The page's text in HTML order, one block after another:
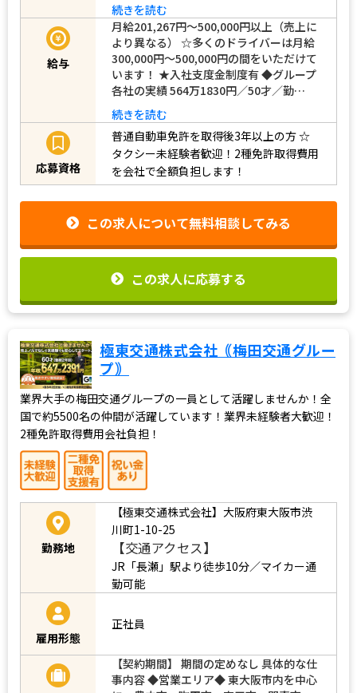
続きを読む
給与
月給201,267円～500,000円以上（売上に
より異なる） ☆多くのドライバーは月給
300,000円～500,000円の間をいただけて
います！ ★入社支度金制度有 ◆グループ
各社の実績 564万1830円／50才／勤…
続きを読む
応募資格
普通自動車免許を取得後3年以上の方☆
タクシー未経験者歓迎！2種免許取得費用
を会社で全額負担します！
この求人について無料相談してみる
この求人に応募する
極東交通株式会社｟梅田交通グルー
プ｠
業界大手の梅田交通グループの一員として活躍しませんか！全
国で約5500名の仲間が活躍しています！業界未経験者大歓迎！
2種免許取得費用会社負担！
勤務地
【極東交通株式会社】大阪府東大阪市渋
川町1-10-25
【交通アクセス】
JR「長瀬」駅より徒歩10分／マイカー通
勤可能
雇用形態
正社員
【契約期間】 期間の定めなし 具体的な仕
事内容 ◆営業エリア◆ 東大阪市内を中心